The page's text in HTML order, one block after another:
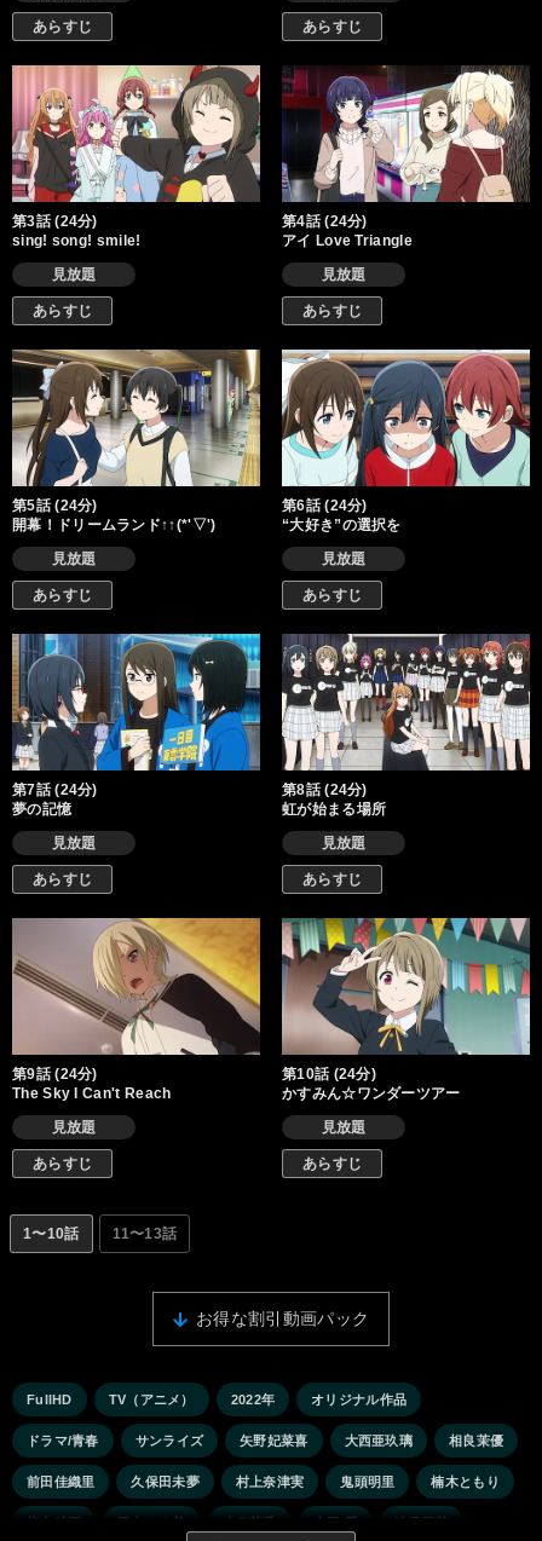
あらすじ あらすじ
第3話 (24分)
sing! song! smile!
見放題
あらすじ
第4話 (24分)
アイ Love Triangle
見放題
あらすじ
第5話 (24分)
開幕！ドリームランド↑↑(*'▽')
見放題
あらすじ
第6話 (24分)
“大好き”の選択を
見放題
あらすじ
第7話 (24分)
夢の記憶
見放題
あらすじ
第8話 (24分)
虹が始まる場所
見放題
あらすじ
第9話 (24分)
The Sky I Can't Reach
見放題
あらすじ
第10話 (24分)
かすみん☆ワンダーツアー
見放題
あらすじ
1〜10話 11〜13話
お得な割引動画パック
FullHD TV（アニメ） 2022年 オリジナル作品
ドラマ/青春 サンライズ 矢野妃菜喜 大西亜玖璃 相良茉優
前田佳織里 久保田未夢 村上奈津実 鬼頭明里 楠木ともり
指出毬亜 田中ちえ美 小泉萌香 内田 秀 法元明菜